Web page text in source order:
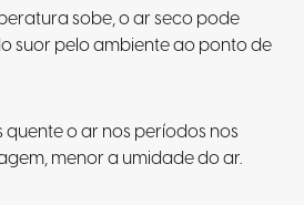
sobe, o ar seco pode
suor pelo ambiente ao ponto de
o ar nos períodos nos
menor a umidade do ar.